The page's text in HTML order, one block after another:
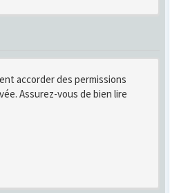
accorder des permissions
Assurez-vous de bien lire